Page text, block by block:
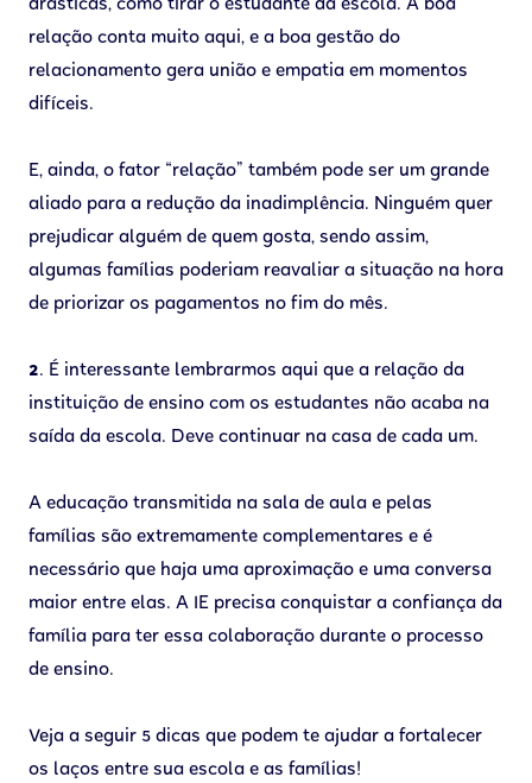
drásticas, como tirar o estudante da escola. A boa
relação conta muito aqui, e a boa gestão do
relacionamento gera união e empatia em momentos
difíceis.
E, ainda, o fator “relação” também pode ser um grande
aliado para a redução da inadimplência. Ninguém quer
prejudicar alguém de quem gosta, sendo assim,
algumas famílias poderiam reavaliar a situação na hora
de priorizar os pagamentos no fim do mês.
2. É interessante lembrarmos aqui que a relação da
instituição de ensino com os estudantes não acaba na
saída da escola. Deve continuar na casa de cada um.
A educação transmitida na sala de aula e pelas
famílias são extremamente complementares e é
necessário que haja uma aproximação e uma conversa
maior entre elas. A IE precisa conquistar a confiança da
família para ter essa colaboração durante o processo
de ensino.
Veja a seguir 5 dicas que podem te ajudar a fortalecer
os laços entre sua escola e as famílias!